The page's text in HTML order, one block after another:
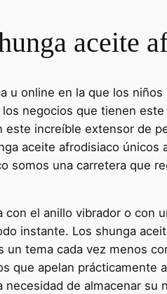
aceite
u online en la que los
negocios que tienen
este increíble extensor de
aceite afrodisiaco
somos una carretera que
con el anillo vibrador o
instante. Los shunga
un tema cada vez menos
que apelan
necesidad de almacenar